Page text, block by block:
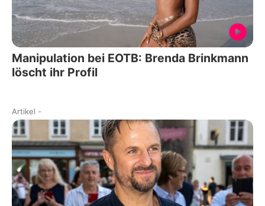
Manipulation bei EOTB: Brenda Brinkmann
löscht ihr Profil
Artikel -